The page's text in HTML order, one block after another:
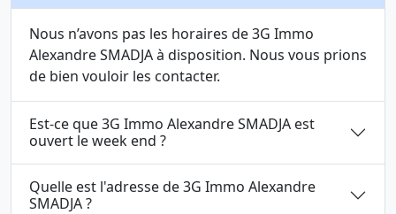
Nous n’avons pas les horaires de 3G Immo
Alexandre SMADJA à disposition. Nous vous prions
de bien vouloir les contacter.
Est-ce que 3G Immo Alexandre SMADJA est
ouvert le week end ?
Quelle est l'adresse de 3G Immo Alexandre
SMADJA ?